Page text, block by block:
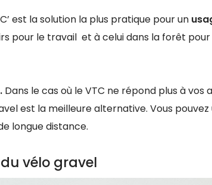
est la solution la plus pratique pour un
pour le travail et à celui dans la forêt pour
Dans le cas où le VTC ne répond plus à vos
est la meilleure alternative. Vous pouvez
longue distance.
vélo gravel